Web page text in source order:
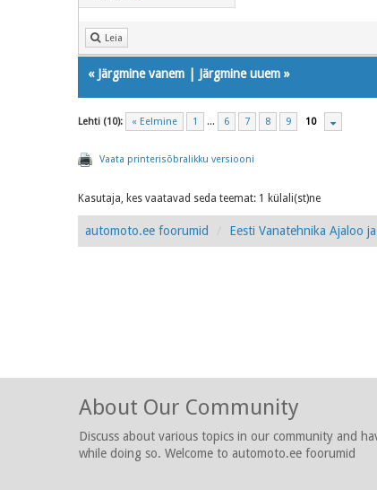
Leia
« Järgmine vanem Järgmine uuem »
Lehti (10): « Eelmine 1 ... 6 7 8 9 10
Vaata printerisõbralikku versiooni
Kasutaja, kes vaatavad seda teemat: 1 külali(st)ne
automoto.ee foorumid Eesti Vanatehnika Ajaloo
About Our Community
Discuss about various topics in our community and
while doing so. Welcome to automoto.ee foorumid